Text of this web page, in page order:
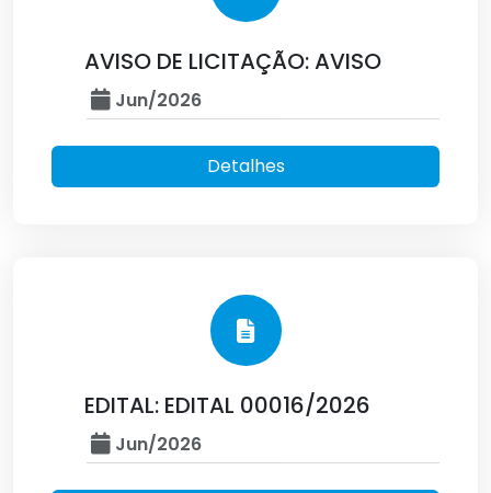
AVISO DE LICITAÇÃO: AVISO
Jun/2026
Detalhes
EDITAL: EDITAL 00016/2026
Jun/2026